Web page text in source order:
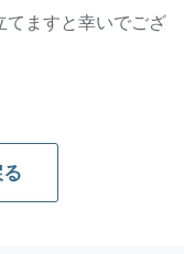
ますと幸いでござ